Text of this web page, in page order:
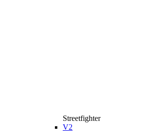
Streetfighter
V2